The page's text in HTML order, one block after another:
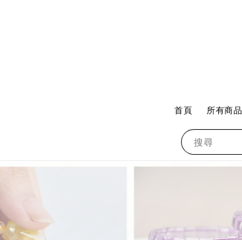
搜尋
首頁 所有商品